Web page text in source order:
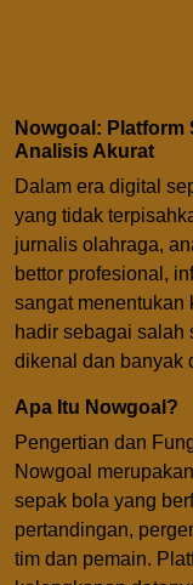
Nowgoal:
Analisis Akurat
Dalam era digital
yang tidak
jurnalis olahraga,
bettor profesional,
sangat menentukan
hadir sebagai salah
dikenal dan banyak
Apa Itu Nowgoal?
Pengertian dan
Nowgoal
sepak bola yang
pertandingan,
tim dan pemain.